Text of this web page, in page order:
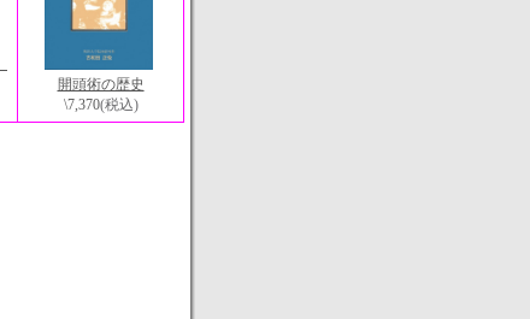
開頭術の歴史
\7,370(税込)